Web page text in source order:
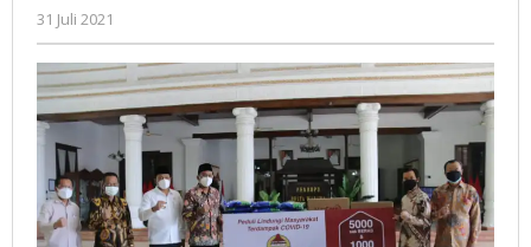
31 Juli 2021
Gatot
Susanto